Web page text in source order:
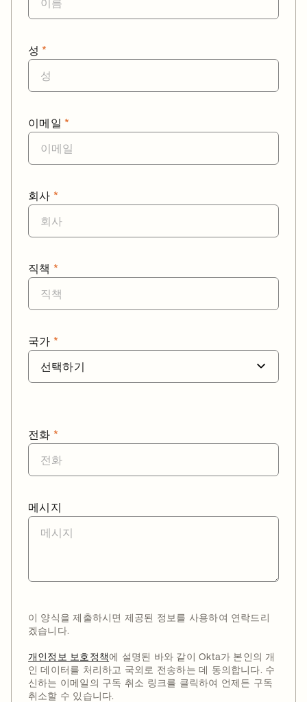
*
성
*
이메일
*
회사
*
직책
*
국가
*
전화
메시지
이 양식을 제출하시면 제공된 정보를 사용하여 연락드리
겠습니다.
개인정보 보호정책에 설명된 바와 같이 Okta가 본인의 개
인 데이터를 처리하고 국외로 전송하는 데 동의합니다. 수
신하는 이메일의 구독 취소 링크를 클릭하여 언제든 구독
취소할 수 있습니다.